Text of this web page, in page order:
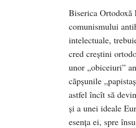
Biserica Ortodoxă
comunismului
intelectuale,
cred creştini
unor „obiceiuri”
căpşunile
astfel încît să
şi a unei ideale
esenţa ei, spre